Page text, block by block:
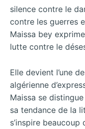
silence contre le
contre les guerres
Maissa bey
lutte contre le
Elle devient l’une
algérienne
Maissa se
sa tendance de la
s’inspire